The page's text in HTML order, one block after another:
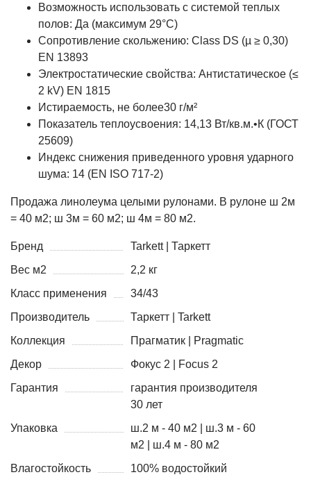
Возможность использовать с системой теплых
полов: Да (максимум 29°C)
Сопротивление скольжению: Class DS (µ ≥ 0,30)
EN 13893
Электростатические свойства: Антистатическое (≤
2 kV) EN 1815
Истираемость, не более30 г/м²
Показатель теплоусвоения: 14,13 Вт/кв.м.•К (ГОСТ
25609)
Индекс снижения приведенного уровня ударного
шума: 14 (EN ISO 717-2)
Продажа линолеума целыми рулонами. В рулоне ш 2м
= 40 м2; ш 3м = 60 м2; ш 4м = 80 м2.
Бренд
Tarkett | Таркетт
Вес м2
2,2 кг
Класс применения
34/43
Производитель
Таркетт | Tarkett
Коллекция
Прагматик | Pragmatic
Декор
Фокус 2 | Focus 2
Гарантия
гарантия производителя
30 лет
Упаковка
ш.2 м - 40 м2 | ш.3 м - 60
м2 | ш.4 м - 80 м2
Влагостойкость
100% водостойкий